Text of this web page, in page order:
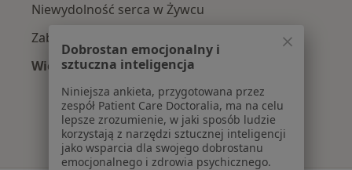
Niewydolność serca w Żywcu
Zaburzenia rytmu serca w Żywcu
Więcej (15)
Więcej w kategorii: Najczęście leczone
Dobrostan emocjonalny i
sztuczna inteligencja
Niniejsza ankieta, przygotowana przez
zespół Patient Care Doctoralia, ma na celu
lepsze zrozumienie, w jaki sposób ludzie
korzystają z narzędzi sztucznej inteligencji
jako wsparcia dla swojego dobrostanu
emocjonalnego i zdrowia psychicznego.